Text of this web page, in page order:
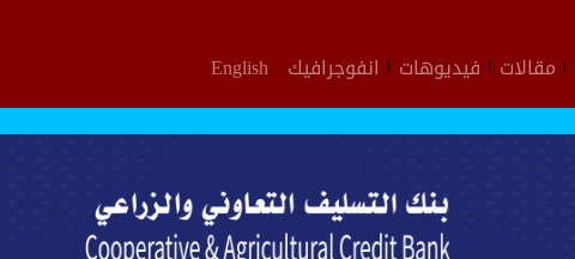
مقالات فيديوهات انفوجرافيك English